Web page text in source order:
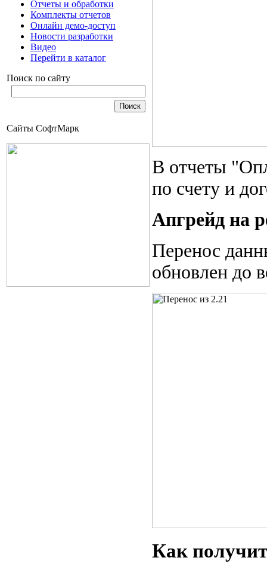
Отчеты и обработки
Комплекты отчетов
Онлайн демо-доступ
Новости разработки
Видео
Перейти в каталог
Поиск по сайту
Сайты СофтМарк
В отчеты
по счету и
Апгрейд
Перенос
обновлен до
Как